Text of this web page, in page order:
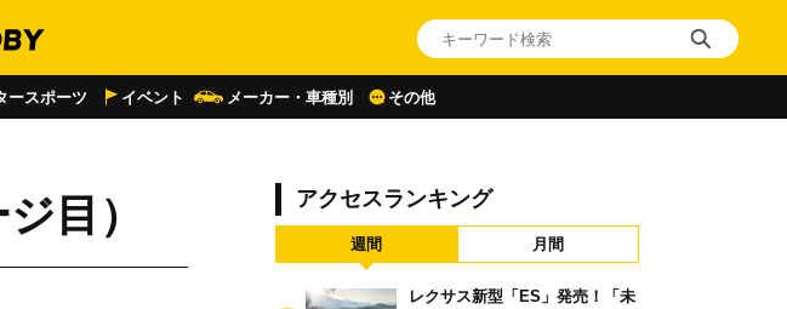
ースポーツ イベント メーカー・車種別 その他
目） アクセスランキング
週間 月間
レクサス新型「ES」発売！「未